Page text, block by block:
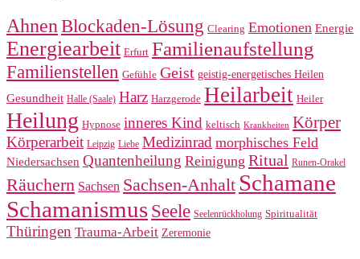
AhnenBlockaden-Lösung Clearing Emotionen Energie
Energiearbeit Erfurt Familienaufstellung
Familienstellen Gefühle Geist geistig-energetisches Heilen
Gesundheit Halle (Saale) Harz Harzgerode Heilarbeit Heiler
Heilung Hypnose inneres Kind keltisch Krankheiten Körper
Körperarbeit Leipzig Liebe Medizinrad morphisches Feld
Niedersachsen Quantenheilung Reinigung Ritual Runen-Orakel
Räuchern Sachsen Sachsen-Anhalt Schamane
SchamanismusSeele Seelenrückholung Spiritualität
Thüringen Trauma-Arbeit Zeremonie